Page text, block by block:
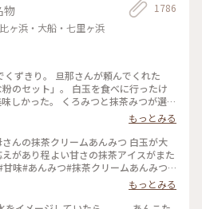
物
ヶ浜・大船・七里ヶ浜
1786
くずきり。 旦那さんが頼んでくれた
粉のセット」。 白玉を食べに行ったけ
しかった。 くろみつと抹茶みつが選べ
して行ったら、30分も待たずに入れ
。 けど、席についてから出てくるまで
いたい1時間。 1時間くらいなら、並
雲母#白玉#お
#はじめての鎌倉
もっとみる
んの抹茶クリームあんみつ 白玉が大
があり程よい甘さの抹茶アイスがまた
味#あんみつ#抹茶クリームあんみつ#
もっとみる